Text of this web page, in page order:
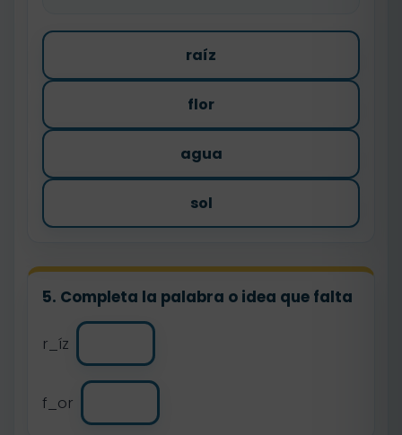
raíz
flor
agua
sol
5. Completa la palabra o idea que falta
r_íz
f_or